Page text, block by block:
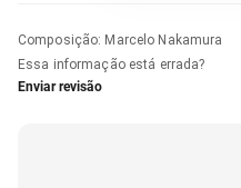
Composição: Marcelo Nakamura
Essa informação está errada?
Enviar revisão